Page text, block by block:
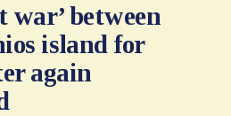
war’ between
island for
again